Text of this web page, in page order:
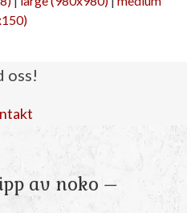
oss!
av noko –